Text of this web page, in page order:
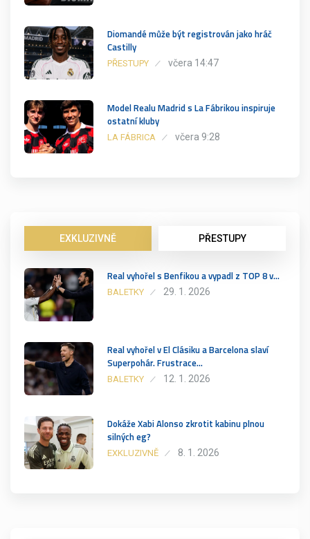
Diomandé může být registrován jako hráč
Castilly
PŘESTUPY včera 14:47
Model Realu Madrid s La Fábrikou inspiruje
ostatní kluby
LA FÁBRICA včera 9:28
EXKLUZIVNĚ PŘESTUPY
Real vyhořel s Benfikou a vypadl z TOP 8 v…
BALETKY 29. 1. 2026
Real vyhořel v El Clásiku a Barcelona slaví
Superpohár. Frustrace…
BALETKY 12. 1. 2026
Dokáže Xabi Alonso zkrotit kabinu plnou
silných eg?
EXKLUZIVNĚ 8. 1. 2026